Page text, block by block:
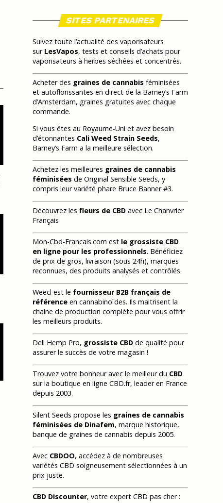
SITES PARTENAIRES
Suivez toute l’actualité des vaporisateurs
sur LesVapos, tests et conseils d’achats pour
vaporisateurs à herbes séchées et concentrés.
Acheter des graines de cannabis féminisées
et autoflorissantes en direct de la Barney’s Farm
d’Amsterdam, graines gratuites avec chaque
commande.
Si vous êtes au Royaume-Uni et avez besoin
d’étonnantes Cali Weed Strain Seeds,
Barney’s Farm a la meilleure sélection.
Achetez les meilleures graines de cannabis
féminisées de Original Sensible Seeds, y
compris leur variété phare Bruce Banner #3.
Découvrez les fleurs de CBD avec Le Chanvrier
Français
Mon-Cbd-Francais.com est le grossiste CBD
en ligne pour les professionnels. Bénéficiez
de prix de gros, livraison (sous 24h), marques
reconnues, des produits analysés et contrôlés.
Weecl est le fournisseur B2B français de
référence en cannabinoïdes. Ils maitrisent la
chaine de production complète pour vous offrir
les meilleurs produits.
Deli Hemp Pro, grossiste CBD de qualité pour
assurer le succès de votre magasin !
Trouvez votre bonheur avec le meilleur du CBD
sur la boutique en ligne CBD.fr, leader en France
depuis 2003.
Silent Seeds propose les graines de cannabis
féminisées de Dinafem, marque historique,
banque de graines de cannabis depuis 2005.
Avec CBDOO, accédez à de nombreuses
variétés CBD soigneusement sélectionnées à un
prix juste.
CBD Discounter, votre expert CBD pas cher :